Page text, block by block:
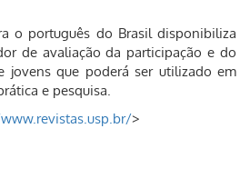
o português do Brasil disponibiliza
de avaliação da participação e do
jovens que poderá ser utilizado em
e pesquisa.
>